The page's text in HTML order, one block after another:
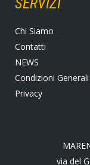
Chi Siamo
Contatti
NEWS
Condizioni Generali
Privacy
via del